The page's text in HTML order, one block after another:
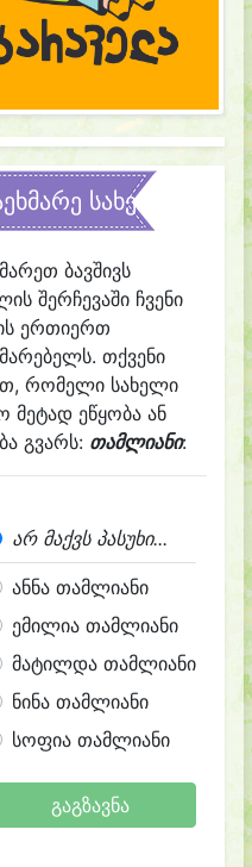
სახელის
ბავშივს
შერჩევაში ჩვენი
ერთიერთ
თქვენი
რომელი სახელი
მეტად ეწყობა ან
გვარს: თამლიანი:
არ მაქვს პასუხი...
ანნა თამლიანი
ემილია თამლიანი
მატილდა თამლიანი
ნინა თამლიანი
სოფია თამლიანი
გაგზავნა